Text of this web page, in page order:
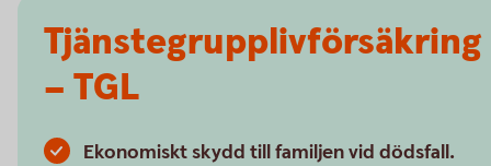
Tjänstegrupplivförsäkring
– TGL
Ekonomiskt skydd till familjen vid dödsfall.